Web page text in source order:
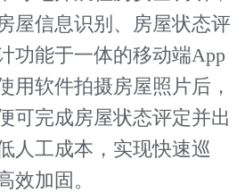
屋信息识别、房屋状态评
功能于一体的移动端App
用软件拍摄房屋照片后，
可完成房屋状态评定并出
人工成本，实现快速巡
效加固。